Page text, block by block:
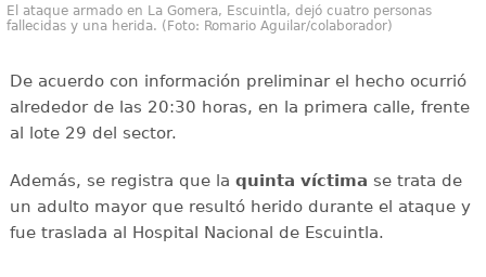
El ataque armado en La Gomera, Escuintla, dejó cuatro personas
fallecidas y una herida. (Foto: Romario Aguilar/colaborador)
De acuerdo con información preliminar el hecho ocurrió
alrededor de las 20:30 horas, en la primera calle, frente
al lote 29 del sector.
Además, se registra que la quinta víctima se trata de
un adulto mayor que resultó herido durante el ataque y
fue traslada al Hospital Nacional de Escuintla.